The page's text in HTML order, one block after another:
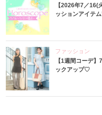
【2026年7／16(
ッションアイテ
ファッション
【1週間コーデ
ックアップ♡